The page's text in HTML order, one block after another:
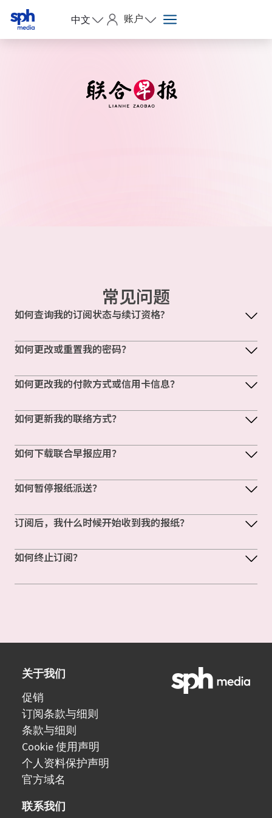
中文 账户
常见问题
如何查询我的订阅状态与续订资格?
如何更改或重置我的密码？
如何更改我的付款方式或信用卡信息？
如何更新我的联络方式？
如何下载联合早报应用？
如何暂停报纸派送？
订阅后，我什么时候开始收到我的报纸？
如何终止订阅？
关于我们
促销
订阅条款与细则
条款与细则
Cookie 使用声明
个人资料保护声明
官方域名
联系我们